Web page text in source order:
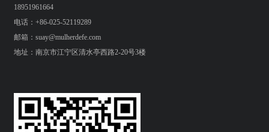
18951961664
电话：+86-025-52119289
邮箱：suay@mulherdefe.com
地址：南京市江宁区清水亭西路2-20号3楼